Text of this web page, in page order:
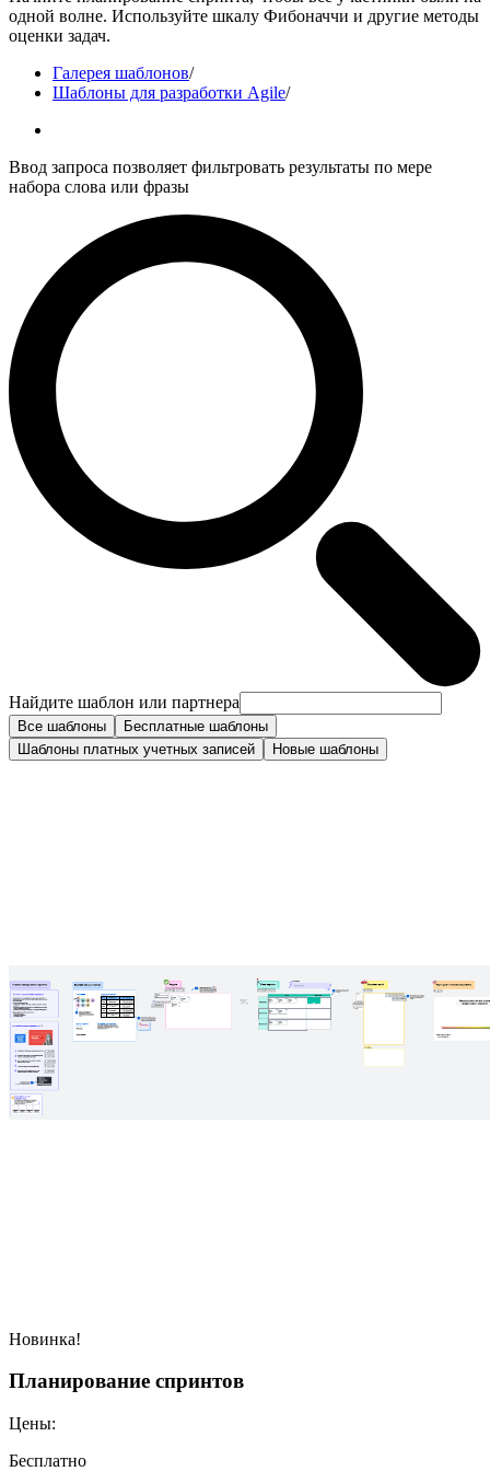
одной волне. Используйте шкалу Фибоначчи и другие методы
оценки задач.
Галерея шаблонов/
Шаблоны для разработки Agile/
Ввод запроса позволяет фильтровать результаты по мере
набора слова или фразы
Найдите шаблон или партнера
Все шаблоны
Бесплатные шаблоны
Шаблоны платных учетных записей
Новые шаблоны
Новинка!
Планирование спринтов
Цены:
Бесплатно